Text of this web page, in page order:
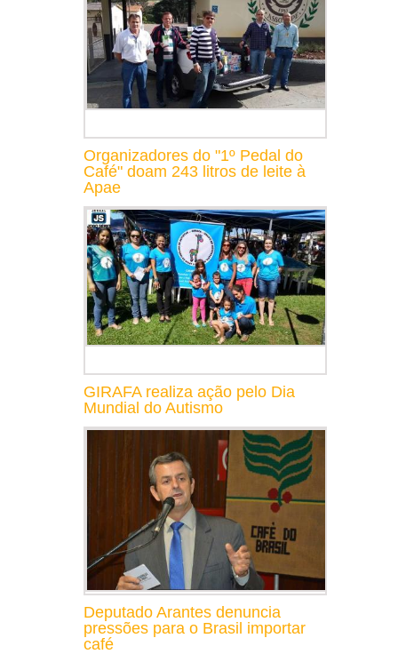
Organizadores do "1º Pedal do
Café" doam 243 litros de leite à
Apae
GIRAFA realiza ação pelo Dia
Mundial do Autismo
Deputado Arantes denuncia
pressões para o Brasil importar
café